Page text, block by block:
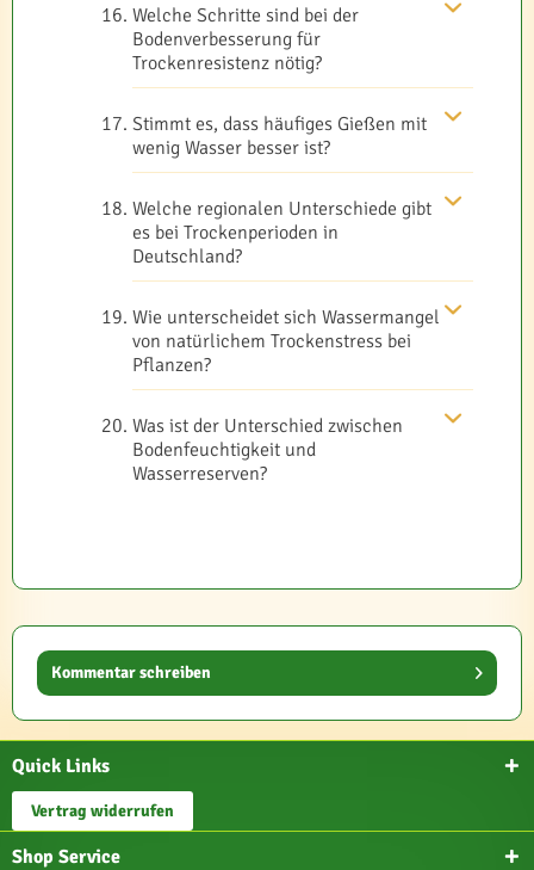
Welche Schritte sind bei der
Bodenverbesserung für
Trockenresistenz nötig?
Stimmt es, dass häufiges Gießen mit
wenig Wasser besser ist?
Welche regionalen Unterschiede gibt
es bei Trockenperioden in
Deutschland?
Wie unterscheidet sich Wassermangel
von natürlichem Trockenstress bei
Pflanzen?
Was ist der Unterschied zwischen
Bodenfeuchtigkeit und
Wasserreserven?
Kommentar schreiben
Quick Links
Vertrag widerrufen
Shop Service